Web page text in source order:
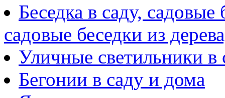
Беседка в саду,
садовые беседки из
Уличные светильники в
Бегонии в саду и дома